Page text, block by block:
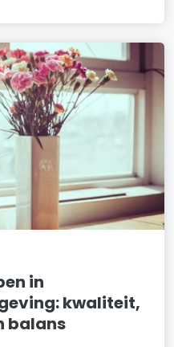
in
kwaliteit,
balans